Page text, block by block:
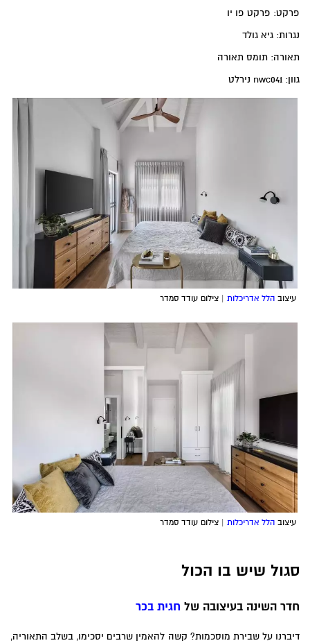
פרקט: פרקט פו יו
נגרות: גיא גולד
תאורה: תומס תאורה
גוון: nwc041 נירלט
עיצוב הלל אדריכלות | צילום עודד סמדר
עיצוב הלל אדריכלות | צילום עודד סמדר
סגול שיש בו הכול
חדר השינה בעיצובה של חגית בכר
דיברנו על שבירת מוסכמות? קשה להאמין שרבים יסכימו, בשלב התאוריה,